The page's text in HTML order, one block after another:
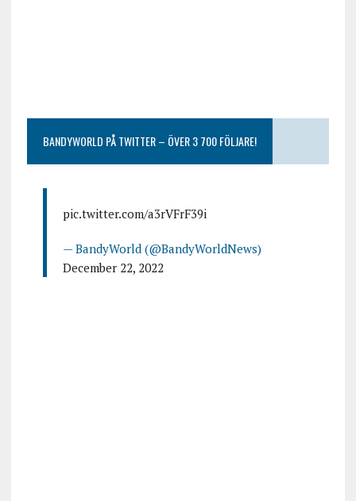
BANDYWORLD PÅ TWITTER – ÖVER 3 700 FÖLJARE!
pic.twitter.com/a3rVFrF39i
— BandyWorld (@BandyWorldNews)
December 22, 2022